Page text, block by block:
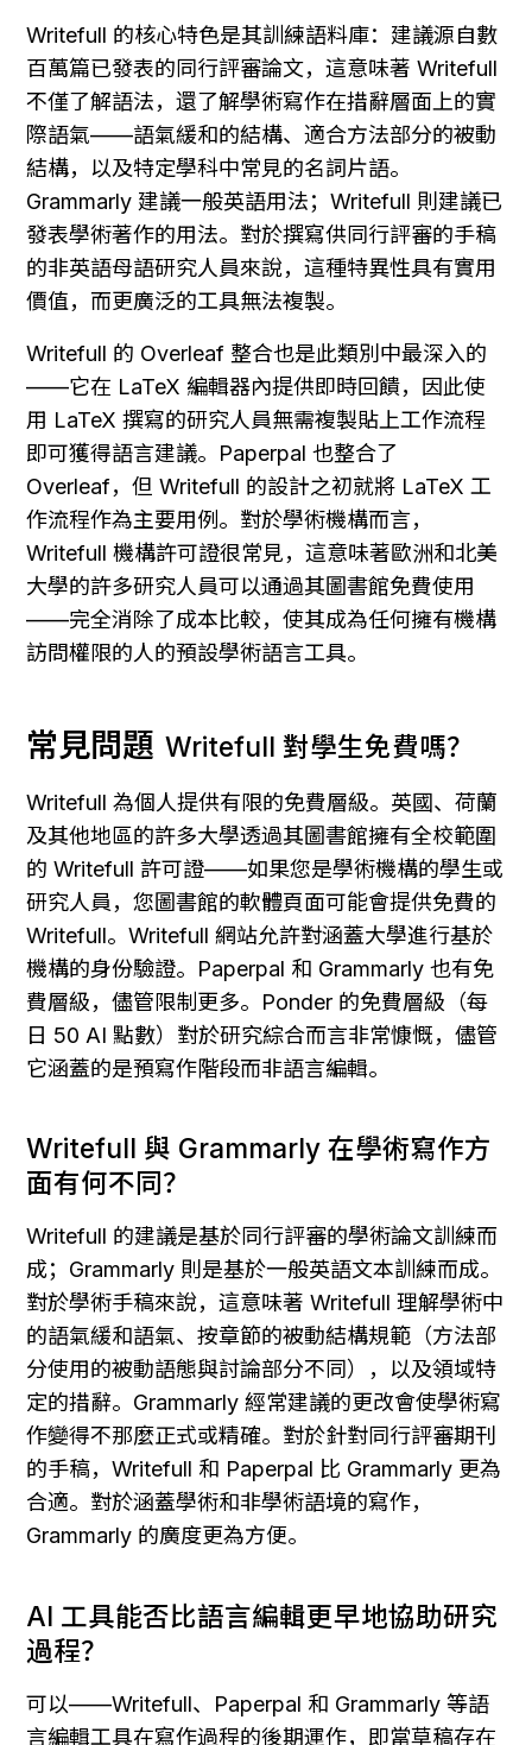
Writefull 的核心特色是其訓練語料庫：建議源自數
百萬篇已發表的同行評審論文，這意味著 Writefull
不僅了解語法，還了解學術寫作在措辭層面上的實
際語氣——語氣緩和的結構、適合方法部分的被動
結構，以及特定學科中常見的名詞片語。
Grammarly 建議一般英語用法；Writefull 則建議已
發表學術著作的用法。對於撰寫供同行評審的手稿
的非英語母語研究人員來說，這種特異性具有實用
價值，而更廣泛的工具無法複製。
Writefull 的 Overleaf 整合也是此類別中最深入的
——它在 LaTeX 編輯器內提供即時回饋，因此使
用 LaTeX 撰寫的研究人員無需複製貼上工作流程
即可獲得語言建議。Paperpal 也整合了
Overleaf，但 Writefull 的設計之初就將 LaTeX 工
作流程作為主要用例。對於學術機構而言，
Writefull 機構許可證很常見，這意味著歐洲和北美
大學的許多研究人員可以通過其圖書館免費使用
——完全消除了成本比較，使其成為任何擁有機構
訪問權限的人的預設學術語言工具。
常見問題 Writefull 對學生免費嗎？
Writefull 為個人提供有限的免費層級。英國、荷蘭
及其他地區的許多大學透過其圖書館擁有全校範圍
的 Writefull 許可證——如果您是學術機構的學生或
研究人員，您圖書館的軟體頁面可能會提供免費的
Writefull。Writefull 網站允許對涵蓋大學進行基於
機構的身份驗證。Paperpal 和 Grammarly 也有免
費層級，儘管限制更多。Ponder 的免費層級（每
日 50 AI 點數）對於研究綜合而言非常慷慨，儘管
它涵蓋的是預寫作階段而非語言編輯。
Writefull 與 Grammarly 在學術寫作方
面有何不同？
Writefull 的建議是基於同行評審的學術論文訓練而
成；Grammarly 則是基於一般英語文本訓練而成。
對於學術手稿來說，這意味著 Writefull 理解學術中
的語氣緩和語氣、按章節的被動結構規範（方法部
分使用的被動語態與討論部分不同），以及領域特
定的措辭。Grammarly 經常建議的更改會使學術寫
作變得不那麼正式或精確。對於針對同行評審期刊
的手稿，Writefull 和 Paperpal 比 Grammarly 更為
合適。對於涵蓋學術和非學術語境的寫作，
Grammarly 的廣度更為方便。
AI 工具能否比語言編輯更早地協助研究
過程？
可以——Writefull、Paperpal 和 Grammarly 等語
言編輯工具在寫作過程的後期運作，即當草稿存在